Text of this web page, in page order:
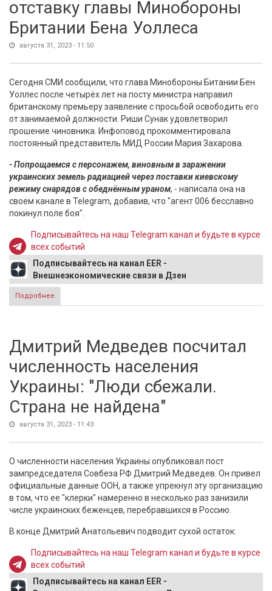
отставку главы Минобороны
Британии Бена Уоллеса
августа 31, 2023 - 11:50
Сегодня СМИ сообщили, что глава Минобороны Битании Бен
Уоллес после четырёх лет на посту министра направил
британскому премьеру заявление с просьбой освободить его
от занимаемой должности. Риши Сунак удовлетворил
прошение чиновника. Инфоповод прокомментировала
постоянный представитель МИД России Мария Захарова.
- Попрощаемся с персонажем, виновным в заражении
украинских земель радиацией через поставки киевскому
режиму снарядов с обеднённым ураном, - написала она на
своем канале в Telegram, добавив, что "агент 006 бесславно
покинул поле боя".
Подписывайтесь на наш Telegram канал и будьте в курсе
всех событий
Подписывайтесь на канал EER -
Внешнеэкономические связи в Дзен
Подробнее
Минобороны Британии Бена Уоллеса
Дмитрий Медведев посчитал
численность населения
Украины: "Люди сбежали.
Страна не найдена"
августа 31, 2023 - 11:43
О численности населения Украины опубликовал пост
зампредседателя Совбеза РФ Дмитрий Медведев. Он привел
официальные данные ООН, а также упрекнул эту организацию
в том, что ее "клерки" намеренно в несколько раз занизили
числе украинских беженцев, перебравшихся в Россию.
В конце Дмитрий Анатольевич подводит сухой остаток:
Подписывайтесь на наш Telegram канал и будьте в курсе
всех событий
Подписывайтесь на канал EER -